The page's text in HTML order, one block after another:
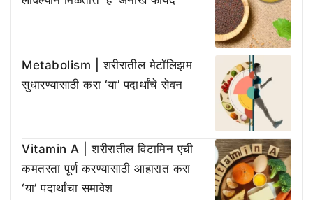
Metabolism | शरीरातील मेटॉलिझम
सुधारण्यासाठी करा ‘या’ पदार्थांचे सेवन
Vitamin A | शरीरातील विटामिन एची
कमतरता पूर्ण करण्यासाठी आहारात करा
‘या’ पदार्थांचा समावेश